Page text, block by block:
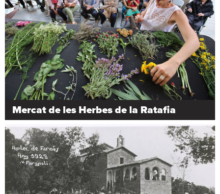
Mercat de les Herbes de la Ratafia